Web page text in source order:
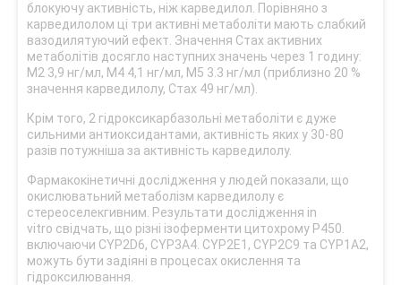
блокуючу активність, ніж карведилол. Порівняно з
карведилолом ці три активні метаболіти мають слабкий
вазодилятуючий ефект. Значення Стах активних
метаболітів досягло наступних значень через 1 годину:
М2 3,9 нг/мл, М4 4,1 нг/мл, М5 3.3 нг/мл (приблизно 20 %
значення карведилолу, Стах 49 нг/мл).
Крім того, 2 гідроксикарбазольні метаболіти є дуже
сильними антиоксидантами, активність яких у 30-80
разів потужніша за активність карведилолу.
Фармакокінетичні дослідження у людей показали, що
окислюватьний метаболізм карведилолу є
стереоселекгивним. Результати дослідження in
vitro свідчать, що різні ізоферменти цитохрому Р450.
включаючи CYP2D6, CYP3A4. CYP2E1, CYP2C9 та CYP1A2,
можуть бути задіяні в процесах окислення та
гідроксилювання.